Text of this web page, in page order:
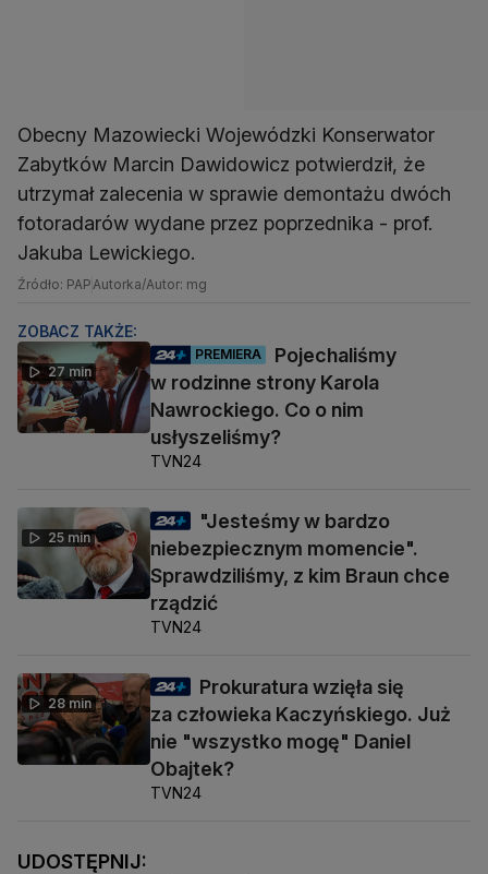
Obecny Mazowiecki Wojewódzki Konserwator
Zabytków Marcin Dawidowicz potwierdził, że
utrzymał zalecenia w sprawie demontażu dwóch
fotoradarów wydane przez poprzednika - prof.
Jakuba Lewickiego.
Źródło: PAP Autorka/Autor: mg
ZOBACZ TAKŻE:
27 min
PREMIERA
Pojechaliśmy
w rodzinne strony Karola
Nawrockiego. Co o nim
usłyszeliśmy?
TVN24
25 min
"Jesteśmy w bardzo
niebezpiecznym momencie".
Sprawdziliśmy, z kim Braun chce
rządzić
TVN24
28 min
Prokuratura wzięła się
za człowieka Kaczyńskiego. Już
nie "wszystko mogę" Daniel
Obajtek?
TVN24
UDOSTĘPNIJ: